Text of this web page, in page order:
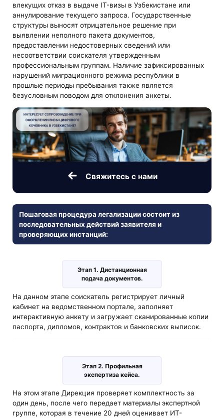
влекущих отказ в выдаче IT-визы в Узбекистане или
аннулирование текущего запроса. Государственные
структуры выносят отрицательное решение при
выявлении неполного пакета документов,
предоставлении недостоверных сведений или
несоответствии соискателя утвержденным
профессиональным группам. Наличие зафиксированных
нарушений миграционного режима республики в
прошлые периоды пребывания также является
безусловным поводом для отклонения анкеты.
Свяжитесь с нами
Пошаговая процедура легализации состоит из
последовательных действий заявителя и
проверяющих инстанций:
Этап 1. Дистанционная
подача документов.
На данном этапе соискатель регистрирует личный
кабинет на ведомственном портале, заполняет
интерактивную анкету и загружает сканированные копии
паспорта, дипломов, контрактов и банковских выписок.
Этап 2. Профильная
экспертиза кейса.
На этом этапе Дирекция проверяет комплектность за
один день, после чего передает материалы экспертной
группе, которая в течение 20 дней оценивает ИТ-